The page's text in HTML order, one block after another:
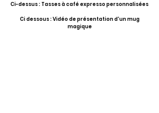
Ci-dessus : Tasses à café expresso personnalisées
Ci dessous : Vidéo de présentation d'un mug
magique